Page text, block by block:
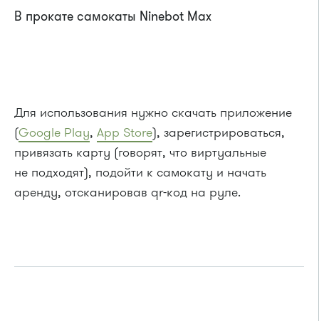
В прокате самокаты Ninebot Max
Для использования нужно скачать приложение
(Google Play, App Store), зарегистрироваться,
привязать карту (говорят, что виртуальные
не подходят), подойти к самокату и начать
аренду, отсканировав qr-код на руле.